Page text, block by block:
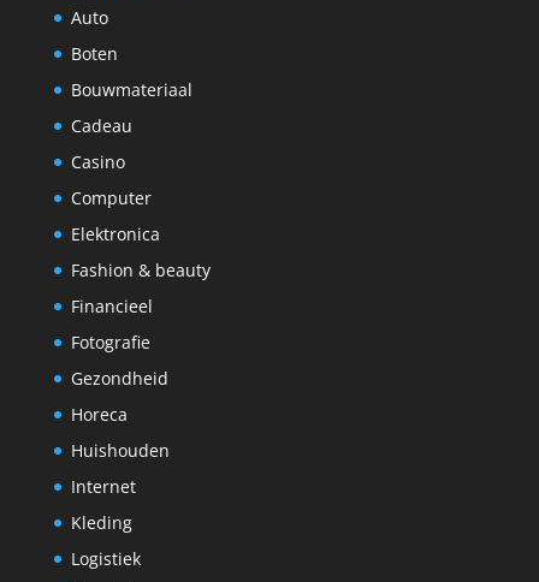
Auto
Boten
Bouwmateriaal
Cadeau
Casino
Computer
Elektronica
Fashion & beauty
Financieel
Fotografie
Gezondheid
Horeca
Huishouden
Internet
Kleding
Logistiek